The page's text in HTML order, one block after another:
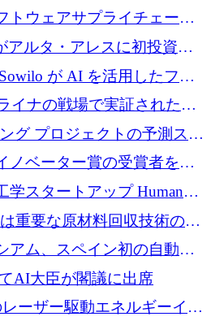
ートフォリオを拡大し ETG
トウェアサプライチェーン
めに265万ドルを確保
アルタ・アレスに初投資、
ンドに5億ユーロを拠出
が AI を活用したファ
テリジェンス プラットフォ
めにプレシードを調達
イナの戦場で実証された防
ために5,000万ユーロの欧州
グ プロジェクトの予測スタ
が a16z アクセラレータか
ノベーター賞の受賞者を紹
学スタートアップ Humanoid
5,200 万ドルで評価額 13 億
は重要な原材料回収技術の拡
ロを確保
アム、スペイン初の自動木
設にEU補助金4,800万ユ
AI大臣が閣議に出席
ーザー駆動エネルギーイン